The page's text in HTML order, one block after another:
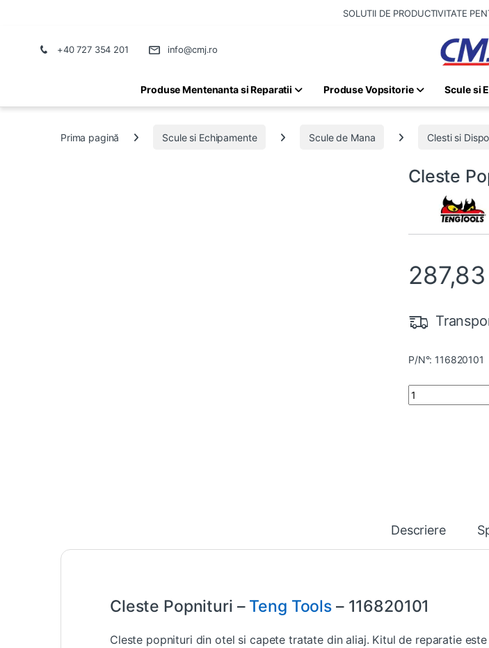
SOLUTII DE PRODUCTIVITATE
+40 727 354 201 info@cmj.ro
Produse Mentenanta si Reparatii Produse Vopsitorie Scule si
Prima pagină Scule si Echipamente Scule de Mana Clesti si
Cleste
287,83
P/N°: 116820101
Quantity
Descriere
Cleste Popnituri – Teng Tools– 116820101
Cleste popnituri din otel si capete tratate din aliaj. Kitul de reparatie